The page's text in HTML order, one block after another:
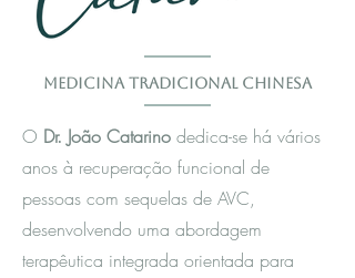
Medicina Tradicional Chinesa
O Dr. João Catarino dedica-se há vários
anos à recuperação funcional de
pessoas com sequelas de AVC,
desenvolvendo uma abordagem
terapêutica integrada orientada para